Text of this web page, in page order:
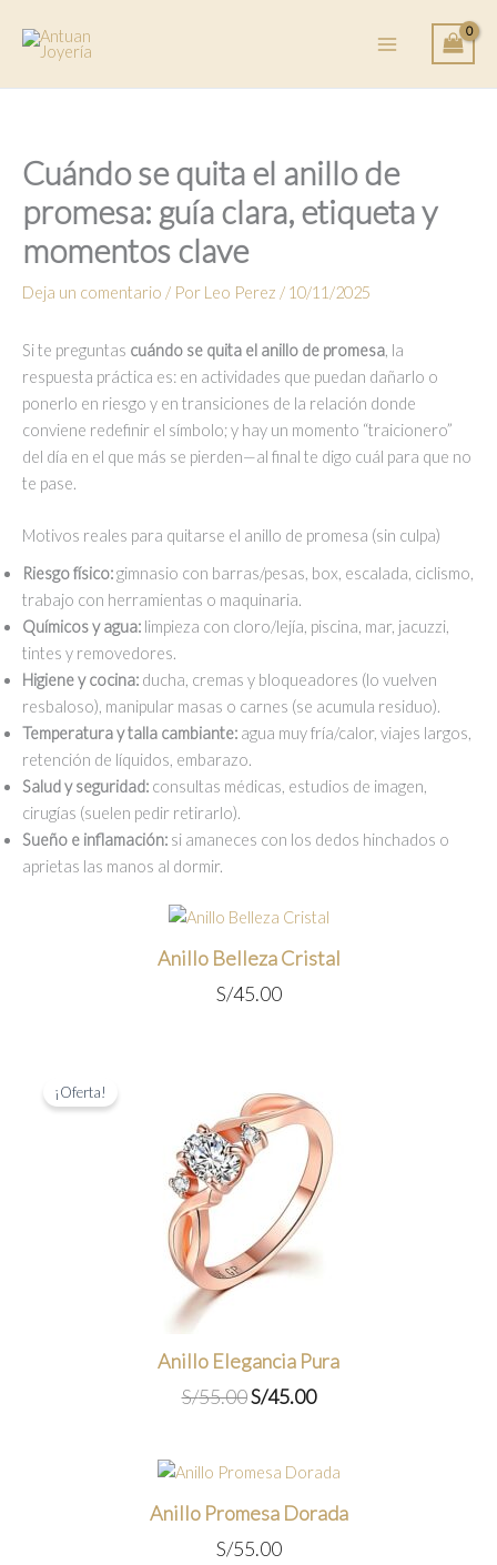
contenido
Cuándo se quita el anillo de
promesa: guía clara, etiqueta y
momentos clave
Deja un comentario / Por Leo Perez / 10/11/2025
Si te preguntas cuándo se quita el anillo de promesa, la
respuesta práctica es: en actividades que puedan dañarlo o
ponerlo en riesgo y en transiciones de la relación donde
conviene redefinir el símbolo; y hay un momento “traicionero”
del día en el que más se pierden—al final te digo cuál para que no
te pase.
Motivos reales para quitarse el anillo de promesa (sin culpa)
Riesgo físico:gimnasio con barras/pesas, box, escalada, ciclismo,
trabajo con herramientas o maquinaria.
Químicos y agua: limpieza con cloro/lejía, piscina, mar, jacuzzi,
tintes y removedores.
Higiene y cocina: ducha, cremas y bloqueadores (lo vuelven
resbaloso), manipular masas o carnes (se acumula residuo).
Temperatura y talla cambiante: agua muy fría/calor, viajes largos,
retención de líquidos, embarazo.
Salud y seguridad: consultas médicas, estudios de imagen,
cirugías (suelen pedir retirarlo).
Sueño e inflamación: si amaneces con los dedos hinchados o
aprietas las manos al dormir.
Anillo Belleza Cristal
S/45.00
¡Oferta!
Anillo Elegancia Pura
S/55.00El
era:
S/45.00El
es:
Anillo Promesa Dorada
S/55.00